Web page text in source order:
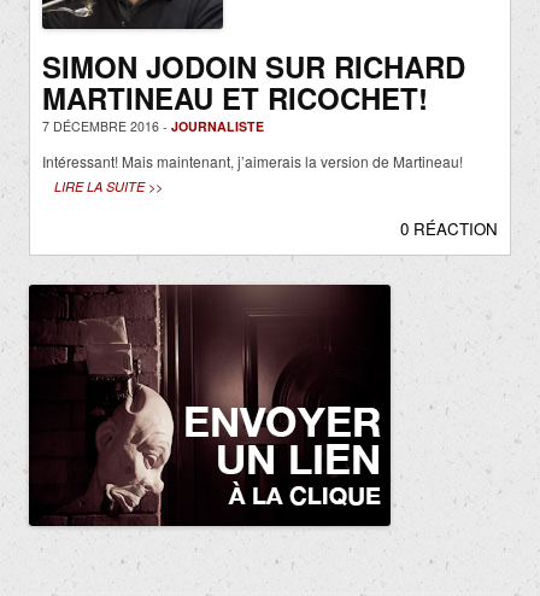
SIMON JODOIN SUR RICHARD
MARTINEAU ET RICOCHET!
7 DÉCEMBRE 2016 - JOURNALISTE
Intéressant! Mais maintenant, j’aimerais la version de Martineau!
LIRE LA SUITE >>
0 RÉACTION